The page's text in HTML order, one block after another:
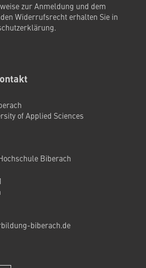
zur Anmeldung und dem
Widerrufsrecht erhalten Sie in
.
of Applied Sciences
Biberach
biberach.de